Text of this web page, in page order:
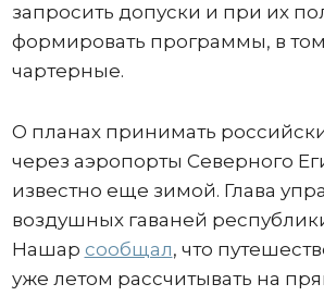
запросить допуски и при их
формировать программы, в
чартерные.
О планах принимать
через аэропорты Северного
известно еще зимой. Глава
воздушных гаваней
Нашар сообщал, что
уже летом рассчитывать на